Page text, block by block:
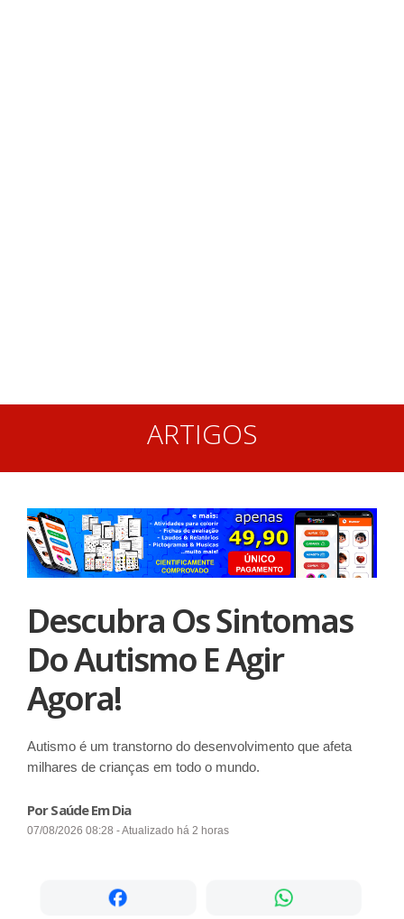
ARTIGOS
Descubra Os Sintomas
Do Autismo E Agir
Agora!
Autismo é um transtorno do desenvolvimento que afeta
milhares de crianças em todo o mundo.
Por Saúde Em Dia
07/08/2026 08:28 - Atualizado há 2 horas